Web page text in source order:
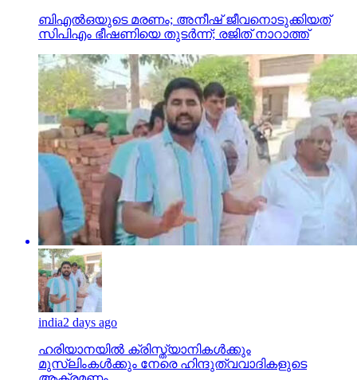
ബിഎല്‍ഒയുടെ മരണം; അനീഷ് ജീവനൊടുക്കിയത്
സിപിഎം ഭീഷണിയെ തുടര്‍ന്ന്; രജിത് നാറാത്ത്
india2 days ago
ഹരിയാനയില്‍ ക്രിസ്ത്യാനികള്‍ക്കും
മുസ്‌ലിംകള്‍ക്കും നേരെ ഹിന്ദുത്വവാദികളുടെ